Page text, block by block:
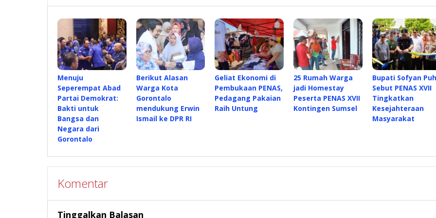
Menuju
Seperempat Abad
Partai Demokrat:
Bakti untuk
Bangsa dan
Negara dari
Gorontalo
Berikut Alasan
Warga Kota
Gorontalo
mendukung Erwin
Ismail ke DPR RI
Geliat Ekonomi di
Pembukaan PENAS,
Pedagang Pakaian
Raih Untung
25 Rumah Warga
jadi Homestay
Peserta PENAS XVII
Kontingen Sumsel
Bupati Sofyan
Sebut PENAS XVII
Tingkatkan
Kesejahteraan
Masyarakat
Komentar
Tinggalkan Balasan